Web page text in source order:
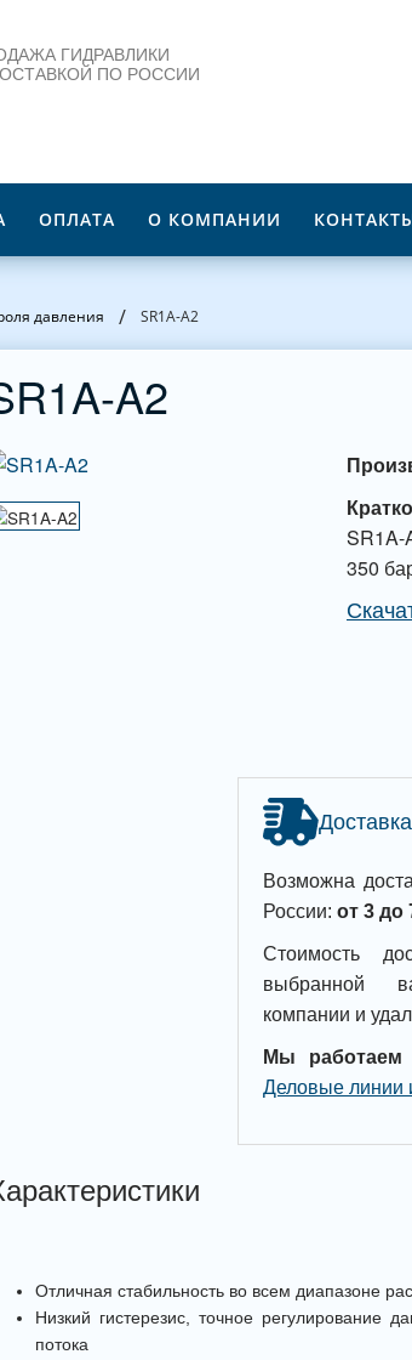
ГИДРАВЛИКИ
ПО РОССИИ
ОПЛАТА О КОМПАНИИ
давления / SR1A-A2
A2
SR1A-
350
Доставка
Возможна
России: от 3 до
Стоимость
выбранной
компании и
Мы
Деловые линии
Отличная стабильность во всем диапазоне
Низкий гистерезис, точное регулирование
потока